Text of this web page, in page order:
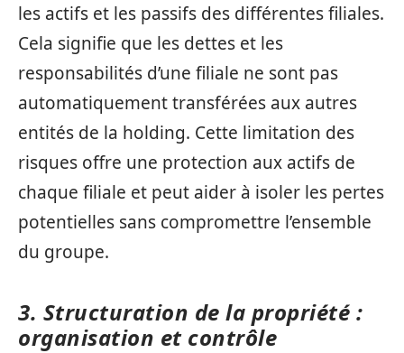
les actifs et les passifs des différentes filiales.
Cela signifie que les dettes et les
responsabilités d’une filiale ne sont pas
automatiquement transférées aux autres
entités de la holding. Cette limitation des
risques offre une protection aux actifs de
chaque filiale et peut aider à isoler les pertes
potentielles sans compromettre l’ensemble
du groupe.
3. Structuration de la propriété :
organisation et contrôle